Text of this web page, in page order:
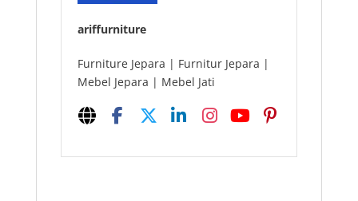
ariffurniture
Furniture Jepara | Furnitur Jepara |
Mebel Jepara | Mebel Jati